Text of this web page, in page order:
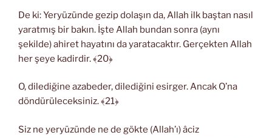
De ki: Yeryüzünde gezip dolaşın da, Allah ilk baştan nasıl
yaratmış bir bakın. İşte Allah bundan sonra (aynı
şekilde) ahiret hayatını da yaratacaktır. Gerçekten Allah
her şeye kadirdir. ﴾20﴿
O, dilediğine azabeder, dilediğini esirger. Ancak O’na
döndürüleceksiniz. ﴾21﴿
Siz ne yeryüzünde ne de gökte (Allah’ı) âciz